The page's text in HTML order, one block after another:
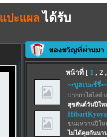
แปะแผล ได้รับ
หน้าที่ [ 1 , 2 ,
~•บูลเบoร์รี่•~
ปากกาไฮไลท์
สุขสันต์วันปีให
HibariKyoya
ขนมหวานปีให
ไม่ได้คุยกันนา